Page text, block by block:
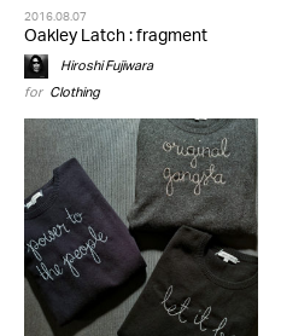
2016.08.07
Oakley Latch : fragment
Hiroshi Fujiwara
for Clothing